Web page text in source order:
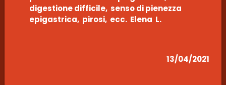
digestione difficile, senso di pienezza
epigastrica, pirosi, ecc. Elena L.
13/04/2021